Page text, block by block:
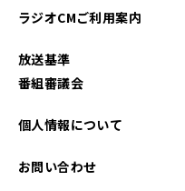
ラジオCMご利用案内
放送基準
番組審議会
個人情報について
お問い合わせ